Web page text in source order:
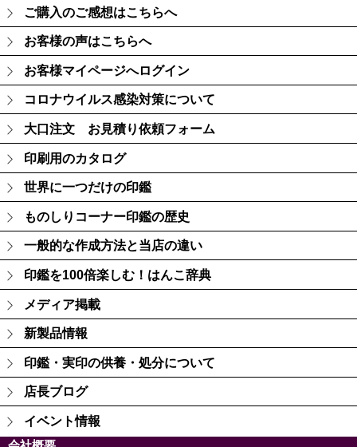
ご購入のご感想はこちらへ
お客様の声はこちらへ
お客様マイページへログイン
コロナウイルス感染対策について
大口注文 お見積り依頼フォーム
印刷用のカタログ
世界に一つだけの印鑑
ものしりコーナー印鑑の歴史
一般的な作成方法と当店の違い
印鑑を100倍楽しむ！はんこ辞典
メディア掲載
新製品情報
印鑑・実印の供養・処分について
店長ブログ
イベント情報